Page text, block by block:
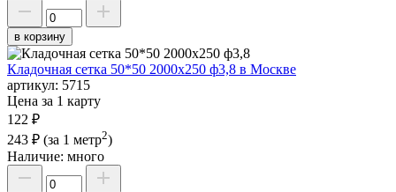
в корзину
Кладочная сетка 50*50 2000х250 ф3,8 в Москве
артикул: 5715
Цена за 1 карту
122 ₽
243 ₽ (за 1 метр2)
Наличие: много